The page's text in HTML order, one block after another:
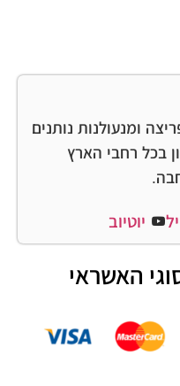
ומנעולנות נותנים
בכל רחבי הארץ
יוטיוב
האשראי